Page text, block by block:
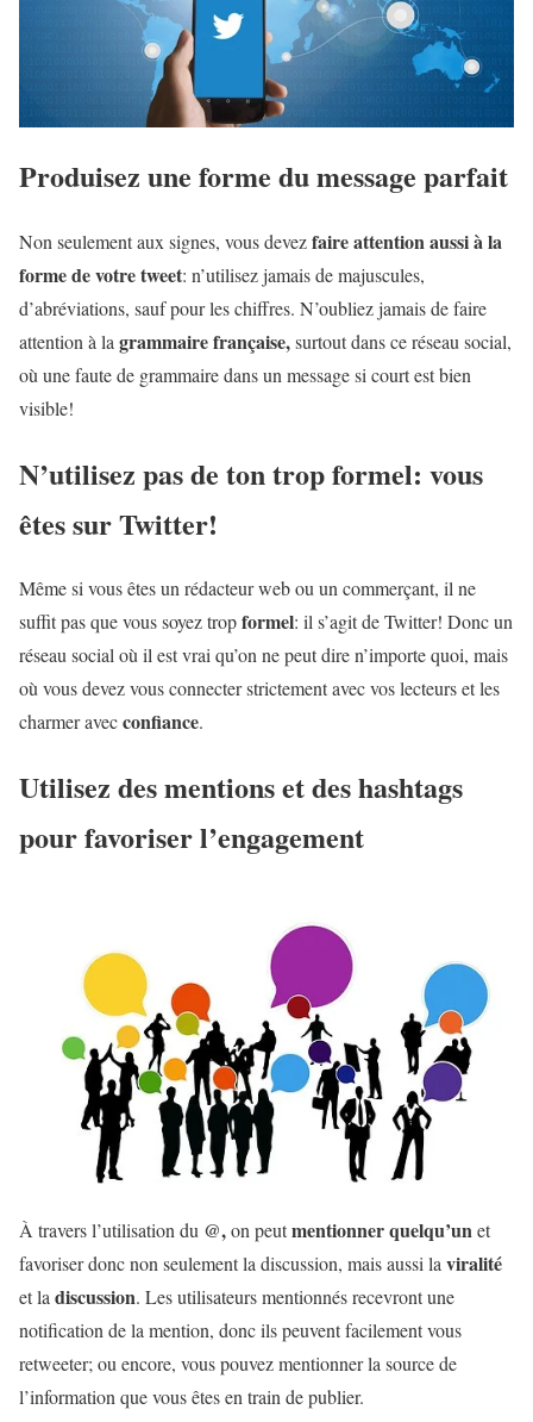
Produisez une forme du message parfait
Non seulement aux signes, vous devezfaire attention aussi à la
forme de votre tweet: n’utilisez jamais de majuscules,
d’abréviations, sauf pour les chiffres. N’oubliez jamais de faire
attention à la grammaire française,surtout dans ce réseau social,
où une faute de grammaire dans un message si court est bien
visible!
N’utilisez pas de ton trop formel: vous
êtes sur Twitter!
Même si vous êtes un rédacteur web ou un commerçant, il ne
suffit pas que vous soyez tropformel: il s’agit de Twitter! Donc un
réseau social où il est vrai qu’on ne peut dire n’importe quoi, mais
où vous devez vous connecter strictement avec vos lecteurs et les
charmer avecconfiance.
Utilisez des mentions et des hashtags
pour favoriser l’engagement
À travers l’utilisation du @,on peutmentionner quelqu’unet
favoriser donc non seulement la discussion, mais aussi laviralité
et ladiscussion. Les utilisateurs mentionnés recevront une
notification de la mention, donc ils peuvent facilement vous
retweeter; ou encore, vous pouvez mentionner la source de
l’information que vous êtes en train de publier.